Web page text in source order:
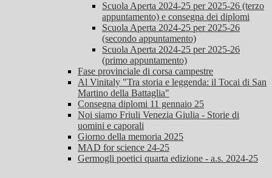
Scuola Aperta 2024-25 per 2025-26 (terzo
appuntamento) e consegna dei diplomi
Scuola Aperta 2024-25 per 2025-26
(secondo appuntamento)
Scuola Aperta 2024-25 per 2025-26
(primo appuntamento)
Fase provinciale di corsa campestre
Al Vinitaly "Tra storia e leggenda: il Tocai di San
Martino della Battaglia"
Consegna diplomi 11 gennaio 25
Noi siamo Friuli Venezia Giulia - Storie di
uomini e caporali
Giorno della memoria 2025
MAD for science 24-25
Germogli poetici quarta edizione - a.s. 2024-25